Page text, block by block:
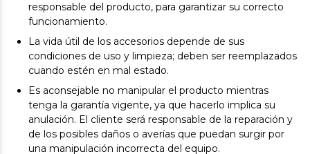
responsable del producto, para garantizar su correcto
funcionamiento.
La vida útil de los accesorios depende de sus
condiciones de uso y limpieza; deben ser reemplazados
cuando estén en mal estado.
Es aconsejable no manipular el producto mientras
tenga la garantía vigente, ya que hacerlo implica su
anulación. El cliente será responsable de la reparación y
de los posibles daños o averías que puedan surgir por
una manipulación incorrecta del equipo.